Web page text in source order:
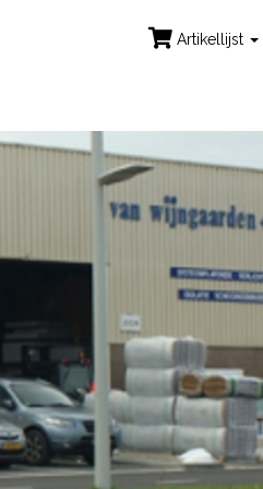
Artikellijst